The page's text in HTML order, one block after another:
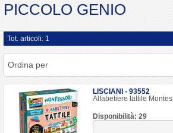
PICCOLO GENIO
Tot. articoli: 1
Ordina per
LISCIANI - 93552
Alfabetiere tattile
Disponibilità: 29